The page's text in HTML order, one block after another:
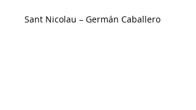
Sant Nicolau – Germán Caballero